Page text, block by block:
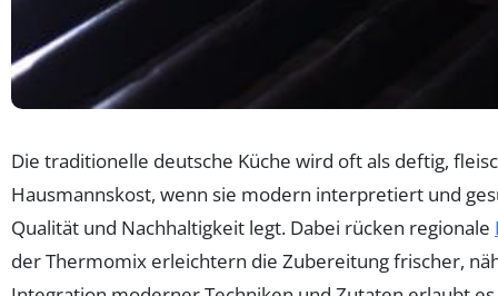
Die traditionelle deutsche Küche wird oft als deftig,
Hausmannskost, wenn sie modern interpretiert und
Qualität und Nachhaltigkeit legt. Dabei rücken regionale
der Thermomix erleichtern die Zubereitung frischer,